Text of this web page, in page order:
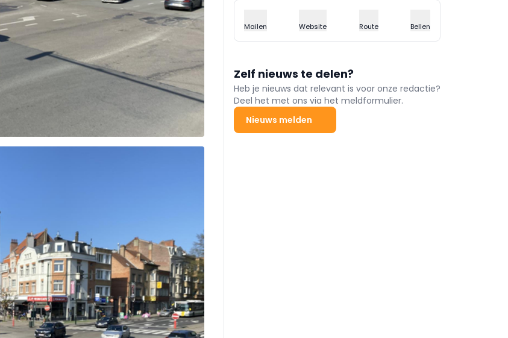
Mailen Website Route Bellen
Zelf nieuws te delen?
Heb je nieuws dat relevant is voor onze redactie?
Deel het met ons via het meldformulier.
Nieuws melden